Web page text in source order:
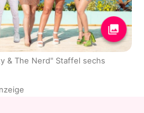
& The Nerd" Staffel sechs